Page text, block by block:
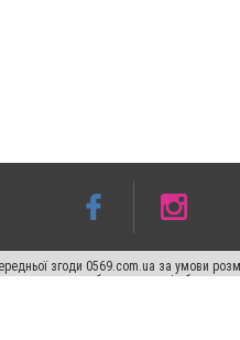
згоди 0569.com.ua за умови
другого абзацу в тексті або в